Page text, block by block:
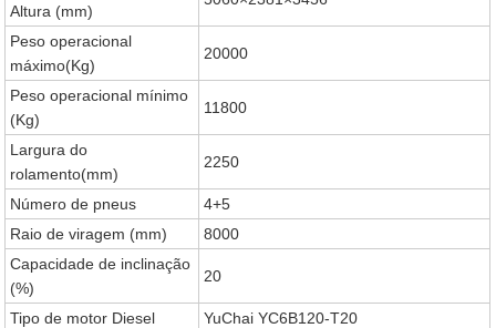
Altura (mm)
Peso operacional
máximo(Kg)
20000
Peso operacional mínimo
(Kg)
11800
Largura do
rolamento(mm)
2250
Número de pneus
4+5
Raio de viragem (mm)
8000
Capacidade de inclinação
(%)
20
Tipo de motor Diesel
YuChai YC6B120-T20